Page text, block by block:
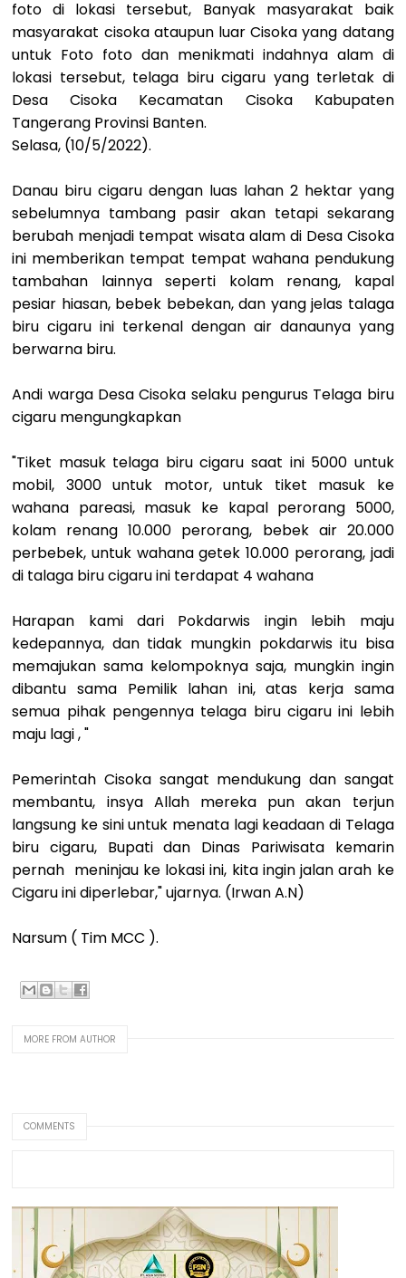
foto di lokasi tersebut, Banyak masyarakat baik
masyarakat cisoka ataupun luar Cisoka yang datang
untuk Foto foto dan menikmati indahnya alam di
lokasi tersebut, telaga biru cigaru yang terletak di
Desa Cisoka Kecamatan Cisoka Kabupaten
Tangerang Provinsi Banten.
Selasa, (10/5/2022).
Danau biru cigaru dengan luas lahan 2 hektar yang
sebelumnya tambang pasir akan tetapi sekarang
berubah menjadi tempat wisata alam di Desa Cisoka
ini memberikan tempat tempat wahana pendukung
tambahan lainnya seperti kolam renang, kapal
pesiar hiasan, bebek bebekan, dan yang jelas talaga
biru cigaru ini terkenal dengan air danaunya yang
berwarna biru.
Andi warga Desa Cisoka selaku pengurus Telaga biru
cigaru mengungkapkan
"Tiket masuk telaga biru cigaru saat ini 5000 untuk
mobil, 3000 untuk motor, untuk tiket masuk ke
wahana pareasi, masuk ke kapal perorang 5000,
kolam renang 10.000 perorang, bebek air 20.000
perbebek, untuk wahana getek 10.000 perorang, jadi
di talaga biru cigaru ini terdapat 4 wahana
Harapan kami dari Pokdarwis ingin lebih maju
kedepannya, dan tidak mungkin pokdarwis itu bisa
memajukan sama kelompoknya saja, mungkin ingin
dibantu sama Pemilik lahan ini, atas kerja sama
semua pihak pengennya telaga biru cigaru ini lebih
maju lagi , "
Pemerintah Cisoka sangat mendukung dan sangat
membantu, insya Allah mereka pun akan terjun
langsung ke sini untuk menata lagi keadaan di Telaga
biru cigaru, Bupati dan Dinas Pariwisata kemarin
pernah meninjau ke lokasi ini, kita ingin jalan arah ke
Cigaru ini diperlebar," ujarnya. (Irwan A.N)
Narsum ( Tim MCC ).
MORE FROM AUTHOR
COMMENTS